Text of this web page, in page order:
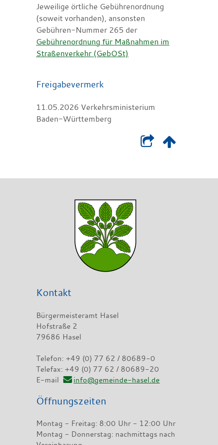
Jeweilige örtliche Gebührenordnung
(soweit vorhanden), ansonsten
Gebühren-Nummer 265 der
Gebührenordnung für Maßnahmen im
Straßenverkehr (GebOSt)
Freigabevermerk
11.05.2026 Verkehrsministerium
Baden-Württemberg
Kontakt
Bürgermeisteramt Hasel
Hofstraße 2
79686 Hasel
Telefon: +49 (0) 77 62 / 80689-0
Telefax: +49 (0) 77 62 / 80689-20
E-mail
info@gemeinde-hasel.de
Öffnungszeiten
Montag - Freitag: 8:00 Uhr - 12:00 Uhr
Montag - Donnerstag: nachmittags nach